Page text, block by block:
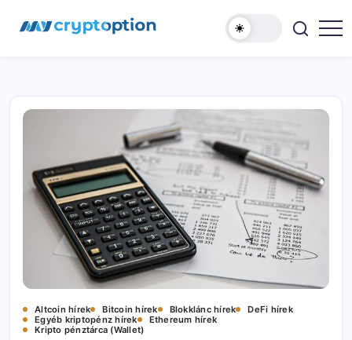
MyCryptOption
Altcoin hírek Bitcoin hírek Blokklánc hírek
DeFi hírek
Egyéb kriptopénz hírek
Ethereum hírek
Kripto pénztárca (Wallet)